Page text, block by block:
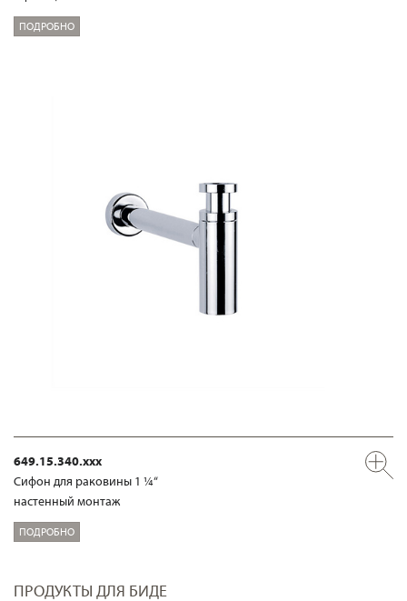
ПОДРОБНО
649.15.340.xxx
Сифон для раковины 1 ¼“
настенный монтаж
ПОДРОБНО
ПРОДУКТЫ ДЛЯ БИДЕ